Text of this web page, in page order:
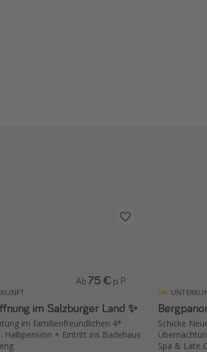
im Salzburger Land ✨
im familienfreundlichen 4*
Halbpension + Eintritt ins Badehaus
Ab 75 € p. P.
Schicke
Spa & Late